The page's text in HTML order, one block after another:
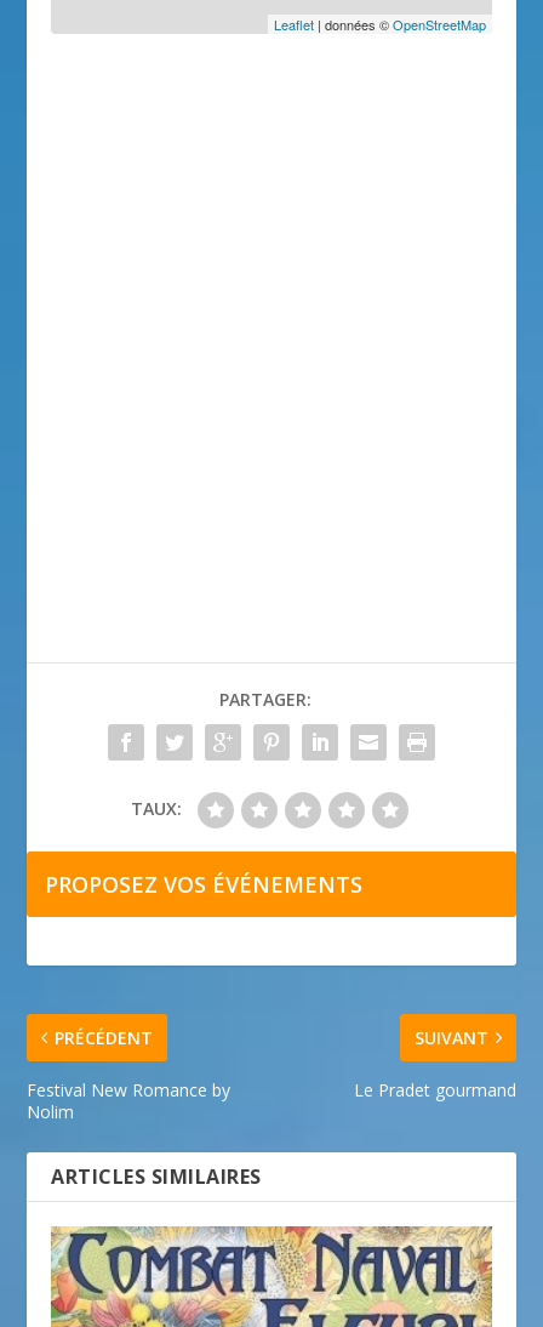
Leaflet| données ©OpenStreetMap
PARTAGER:
TAUX:
PROPOSEZ VOS ÉVÉNEMENTS
PRÉCÉDENT
Festival New Romance by
Nolim
SUIVANT
Le Pradet gourmand
ARTICLES SIMILAIRES